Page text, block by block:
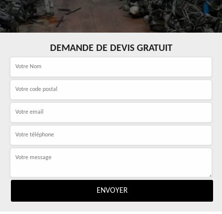
DEMANDE DE DEVIS GRATUIT